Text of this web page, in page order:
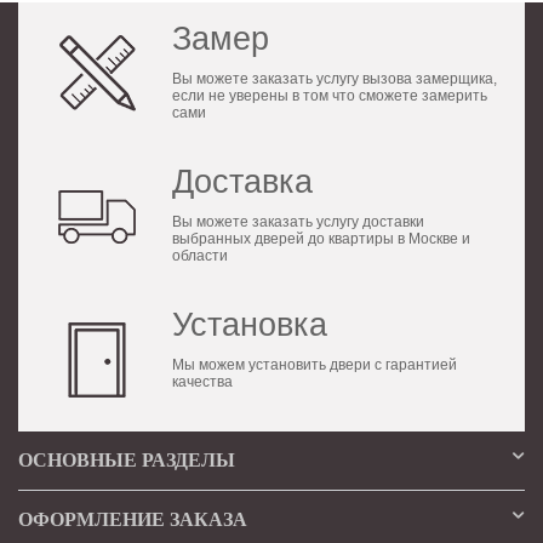
Замер
Вы можете заказать услугу вызова замерщика,
если не уверены в том что сможете замерить
сами
Доставка
Вы можете заказать услугу доставки
выбранных дверей до квартиры в Москве и
области
Установка
Мы можем установить двери с гарантией
качества
ОСНОВНЫЕ РАЗДЕЛЫ
ОФОРМЛЕНИЕ ЗАКАЗА